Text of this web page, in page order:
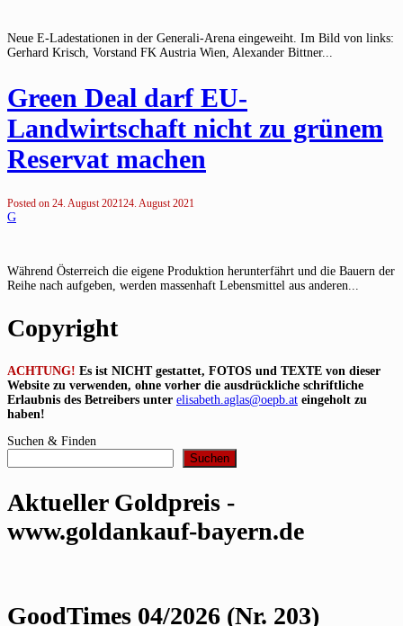
Neue E-Ladestationen in der Generali-Arena eingeweiht. Im Bild von links:
Gerhard Krisch, Vorstand FK Austria Wien, Alexander Bittner...
Green Deal darf EU-
Landwirtschaft nicht zu grünem
Reservat machen
Posted on 24. August 202124. August 2021
G
Während Österreich die eigene Produktion herunterfährt und die Bauern der
Reihe nach aufgeben, werden massenhaft Lebensmittel aus anderen...
Copyright
ACHTUNG! Es ist NICHT gestattet, FOTOS und TEXTE von dieser
Website zu verwenden, ohne vorher die ausdrückliche schriftliche
Erlaubnis des Betreibers unter elisabeth.aglas@oepb.at eingeholt zu
haben!
Suchen & Finden
Suchen
Aktueller Goldpreis -
www.goldankauf-bayern.de
GoodTimes 04/2026 (Nr. 203)